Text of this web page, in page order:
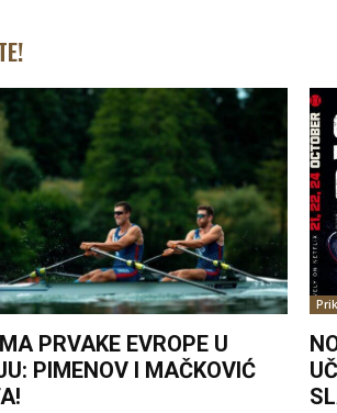
PRVAKE EVROPE U
PIMENOV I MAČKOVIĆ